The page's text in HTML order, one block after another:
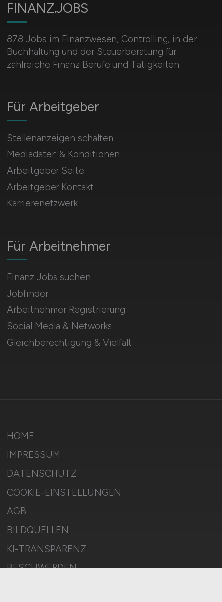
FINANZ.JOBS
878 Jobs im Finanzwesen, Controlling, in der
Buchhaltung und der Steuerberatung für
zahlreiche Finanz Berufe und Tätigkeiten.
Für Arbeitnehmer
Finanz Jobs suchen
Jobfinder
Arbeitnehmer Registrierung
Social Media & Networks
Gleichberechtigung & Vielfalt
Für Arbeitgeber
Stellenanzeigen schalten
Mediadaten & Konditionen
Arbeitgeber Seite
Arbeitgeber Kontakt
Karrierenetzwerk
HOME
IMPRESSUM
DATENSCHUTZ
COOKIE-EINSTELLUNGEN
AGB
BILDQUELLEN
KI-TRANSPARENZ
BESCHWERDEN